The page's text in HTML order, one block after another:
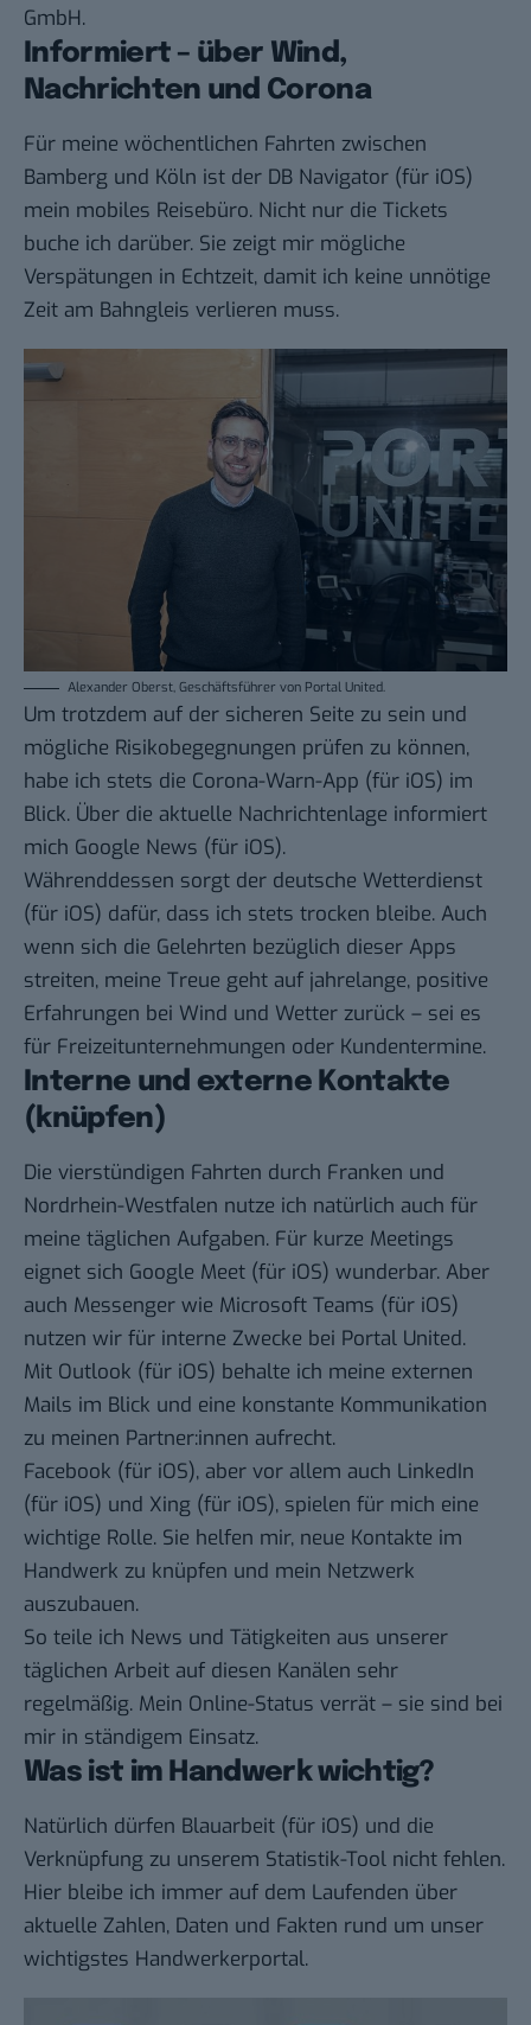
GmbH.
Informiert – über Wind,
Nachrichten und Corona
Für meine wöchentlichen Fahrten zwischen
Bamberg und Köln ist der DB Navigator (für iOS)
mein mobiles Reisebüro. Nicht nur die Tickets
buche ich darüber. Sie zeigt mir mögliche
Verspätungen in Echtzeit, damit ich keine unnötige
Zeit am Bahngleis verlieren muss.
Alexander Oberst, Geschäftsführer von Portal United.
Um trotzdem auf der sicheren Seite zu sein und
mögliche Risikobegegnungen prüfen zu können,
habe ich stets die Corona-Warn-App (für iOS) im
Blick. Über die aktuelle Nachrichtenlage informiert
mich Google News (für iOS).
Währenddessen sorgt der deutsche Wetterdienst
(für iOS) dafür, dass ich stets trocken bleibe. Auch
wenn sich die Gelehrten bezüglich dieser Apps
streiten, meine Treue geht auf jahrelange, positive
Erfahrungen bei Wind und Wetter zurück – sei es
für Freizeitunternehmungen oder Kundentermine.
Interne und externe Kontakte
(knüpfen)
Die vierstündigen Fahrten durch Franken und
Nordrhein-Westfalen nutze ich natürlich auch für
meine täglichen Aufgaben. Für kurze Meetings
eignet sich Google Meet (für iOS) wunderbar. Aber
auch Messenger wie Microsoft Teams (für iOS)
nutzen wir für interne Zwecke bei Portal United.
Mit Outlook (für iOS) behalte ich meine externen
Mails im Blick und eine konstante Kommunikation
zu meinen Partner:innen aufrecht.
Facebook (für iOS), aber vor allem auch LinkedIn
(für iOS) und Xing (für iOS), spielen für mich eine
wichtige Rolle. Sie helfen mir, neue Kontakte im
Handwerk zu knüpfen und mein Netzwerk
auszubauen.
So teile ich News und Tätigkeiten aus unserer
täglichen Arbeit auf diesen Kanälen sehr
regelmäßig. Mein Online-Status verrät – sie sind bei
mir in ständigem Einsatz.
Was ist im Handwerk wichtig?
Natürlich dürfen Blauarbeit (für iOS) und die
Verknüpfung zu unserem Statistik-Tool nicht fehlen.
Hier bleibe ich immer auf dem Laufenden über
aktuelle Zahlen, Daten und Fakten rund um unser
wichtigstes Handwerkerportal.